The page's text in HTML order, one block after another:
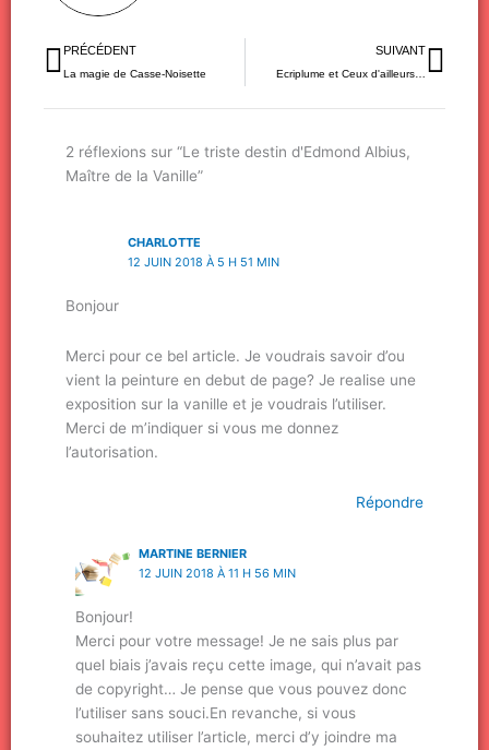
Précédent
PRÉCÉDENT
La magie de Casse-Noisette
SUIVANT
Ecriplume et Ceux d'ailleurs…
2 réflexions sur “Le triste destin d'Edmond Albius,
Maître de la Vanille”
CHARLOTTE
12 JUIN 2018 À 5 H 51 MIN
Bonjour
Merci pour ce bel article. Je voudrais savoir d’ou
vient la peinture en debut de page? Je realise une
exposition sur la vanille et je voudrais l’utiliser.
Merci de m’indiquer si vous me donnez
l’autorisation.
Répondre
MARTINE BERNIER
12 JUIN 2018 À 11 H 56 MIN
Bonjour!
Merci pour votre message! Je ne sais plus par
quel biais j’avais reçu cette image, qui n’avait pas
de copyright… Je pense que vous pouvez donc
l’utiliser sans souci.En revanche, si vous
souhaitez utiliser l’article, merci d’y joindre ma